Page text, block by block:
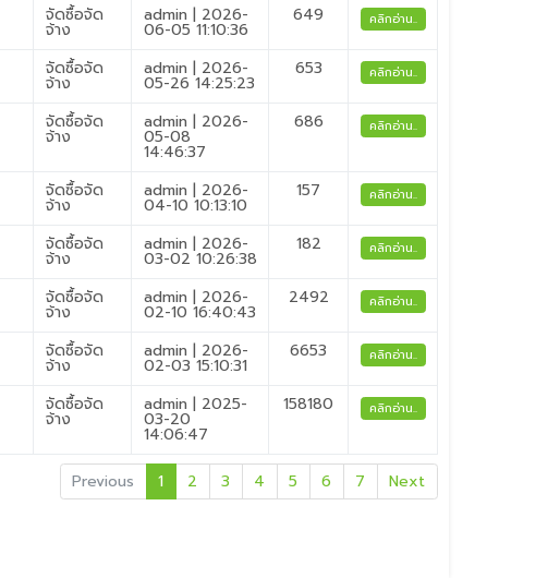
จัดซื้อจัด
จ้าง
admin | 2026-
06-05 11:10:36
649 คลิกอ่าน..
จัดซื้อจัด
จ้าง
admin | 2026-
05-26 14:25:23
653 คลิกอ่าน..
จัดซื้อจัด
จ้าง
admin | 2026-
05-08
14:46:37
686 คลิกอ่าน..
จัดซื้อจัด
จ้าง
admin | 2026-
04-10 10:13:10
157 คลิกอ่าน..
จัดซื้อจัด
จ้าง
admin | 2026-
03-02 10:26:38
182 คลิกอ่าน..
จัดซื้อจัด
จ้าง
admin | 2026-
02-10 16:40:43
2492 คลิกอ่าน..
จัดซื้อจัด
จ้าง
admin | 2026-
02-03 15:10:31
6653 คลิกอ่าน..
จัดซื้อจัด
จ้าง
admin | 2025-
03-20
14:06:47
158180 คลิกอ่าน..
Previous 1 2 3 4 5 6 7 Next